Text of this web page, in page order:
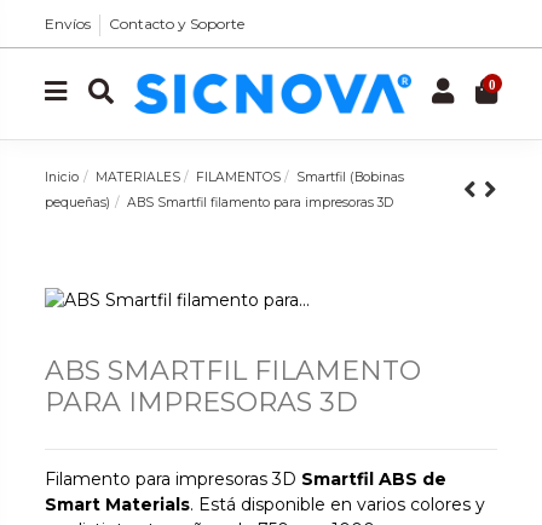
Envíos Contacto y Soporte
0
Inicio MATERIALES FILAMENTOS
Smartfil (Bobinas
pequeñas)
ABS Smartfil filamento para impresoras 3D
ABS SMARTFIL FILAMENTO
PARA IMPRESORAS 3D
Filamento para impresoras 3D Smartfil ABS de
Smart Materials. Está disponible en varios colores y